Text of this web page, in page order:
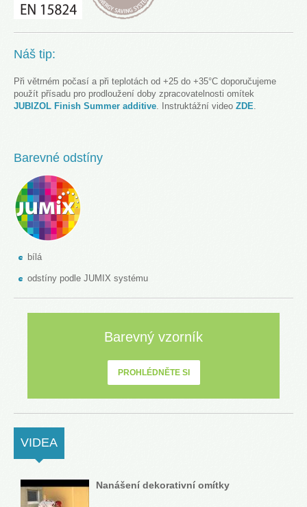
Náš tip:
Při větrném počasí a při teplotách od +25 do +35°C doporučujeme
použít přísadu pro prodloužení doby zpracovatelnosti omítek
JUBIZOL Finish Summer additive . Instruktážní video ZDE
Barevné odstíny
bílá
odstíny podle JUMIX systému
Barevný vzorník
PROHLÉDNĚTE SI
VIDEA
Nanášení dekorativní omítky